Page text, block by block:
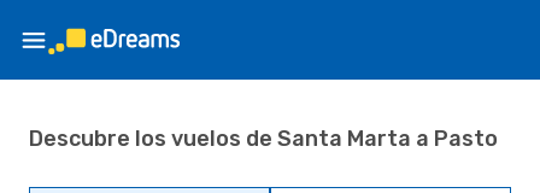
Descubre los vuelos de Santa Marta a Pasto